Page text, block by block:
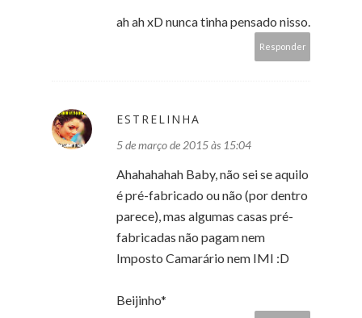
ah ah xD nunca tinha pensado nisso.
Responder
ESTRELINHA
5 de março de 2015 às 15:04
Ahahahahah Baby, não sei se aquilo
é pré-fabricado ou não (por dentro
parece), mas algumas casas pré-
fabricadas não pagam nem
Imposto Camarário nem IMI :D
Beijinho*